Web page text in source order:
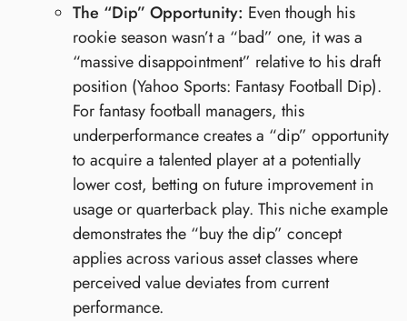
The “Dip” Opportunity: Even though his
rookie season wasn’t a “bad” one, it was a
“massive disappointment” relative to his draft
position (Yahoo Sports: Fantasy Football Dip).
For fantasy football managers, this
underperformance creates a “dip” opportunity
to acquire a talented player at a potentially
lower cost, betting on future improvement in
usage or quarterback play. This niche example
demonstrates the “buy the dip” concept
applies across various asset classes where
perceived value deviates from current
performance.